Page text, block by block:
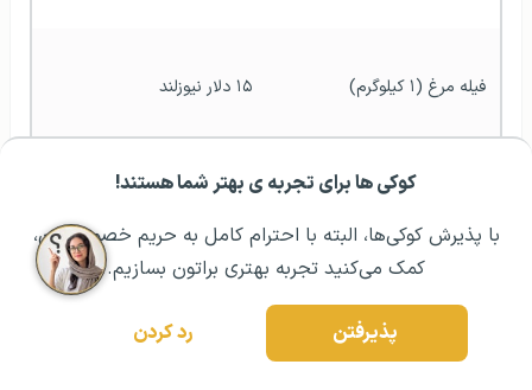
کوکی ها برای تجربه ی بهتر شما هستند!
با پذیرش کوکی‌ها، البته با احترام کامل به حریم خصوصیتون،
کمک می‌کنید تجربه بهتری براتون بسازیم.
پذیرفتن رد کردن
مشــاوره اولیه رایگان: ۰۲۱ ۴۳۰۰۰ ۰۲۱ رزرو مشاوره تخصصی
فیله مرغ (۱ کیلوگرم) ۱۵ دلار نیوزلند